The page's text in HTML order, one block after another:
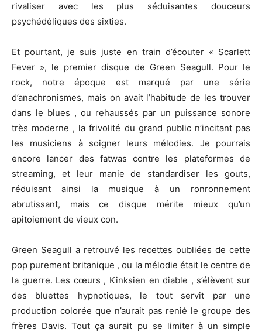
rivaliser avec les plus séduisantes douceurs
psychédéliques des sixties.
Et pourtant, je suis juste en train d’écouter « Scarlett
Fever », le premier disque de Green Seagull. Pour le
rock, notre époque est marqué par une série
d’anachronismes, mais on avait l’habitude de les trouver
dans le blues , ou rehaussés par un puissance sonore
très moderne , la frivolité du grand public n’incitant pas
les musiciens à soigner leurs mélodies. Je pourrais
encore lancer des fatwas contre les plateformes de
streaming, et leur manie de standardiser les gouts,
réduisant ainsi la musique à un ronronnement
abrutissant, mais ce disque mérite mieux qu’un
apitoiement de vieux con.
Green Seagull a retrouvé les recettes oubliées de cette
pop purement britanique , ou la mélodie était le centre de
la guerre. Les cœurs , Kinksien en diable , s’élèvent sur
des bluettes hypnotiques, le tout servit par une
production colorée que n’aurait pas renié le groupe des
frères Davis. Tout ça aurait pu se limiter à un simple